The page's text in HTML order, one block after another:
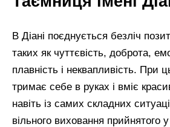
В Діані поєднується безліч
таких як чуттєвість, доброта,
плавність і неквапливість. При
тримає себе в руках і вміє
навіть із самих складних
вільного виховання прийнятого